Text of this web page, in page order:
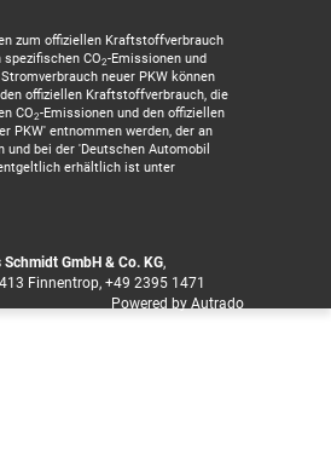
zum offiziellen Kraftstoffverbrauch
CO2-Emissionen und
neuer PKW können
offiziellen Kraftstoffverbrauch, die
CO2-Emissionen und den offiziellen
PKW' entnommen werden, der an
bei der 'Deutschen Automobil
erhältlich ist unter
Schmidt GmbH & Co. KG,
Finnentrop, +49 2395 1471
Powered by Autrado